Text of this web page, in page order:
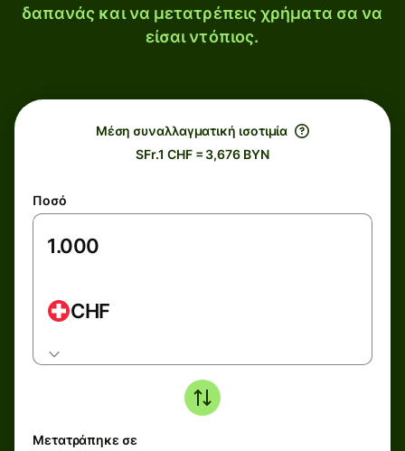
δαπανάς και να μετατρέπεις χρήματα σα να
είσαι ντόπιος.
Μέση συναλλαγματική ισοτιμία
SFr.1 CHF = 3,676 BYN
Ποσό
CHF
Μετατράπηκε σε